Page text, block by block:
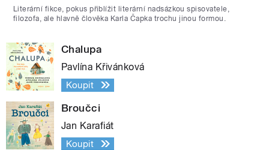
Literární fikce, pokus přiblížit literární nadsázkou spisovatele,
filozofa, ale hlavně člověka Karla Čapka trochu jinou formou.
Chalupa
Pavlína Křivánková
Koupit
Broučci
Jan Karafiát
Koupit